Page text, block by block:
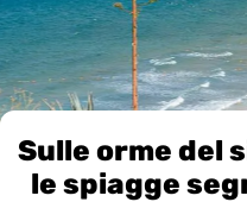
Sulle orme del
le spiagge